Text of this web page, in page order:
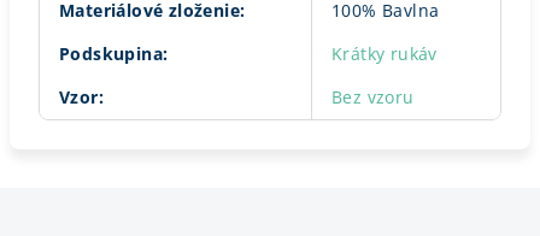
Materiálové zloženie:
100% Bavlna
Podskupina:
Krátky rukáv
Vzor: Bez vzoru